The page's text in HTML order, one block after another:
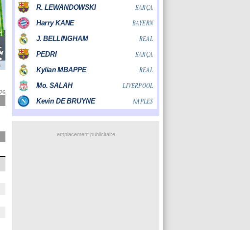
emplacement publicitaire